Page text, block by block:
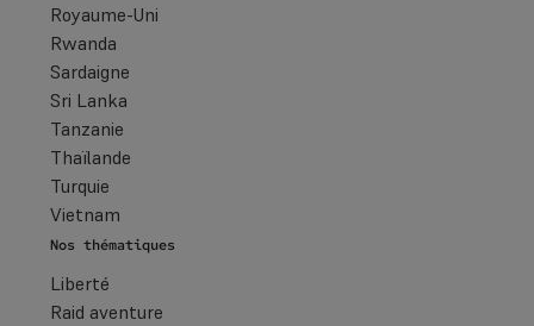
Royaume-Uni
Rwanda
Sardaigne
Sri Lanka
Tanzanie
Thaïlande
Turquie
Vietnam
Nos thématiques
Liberté
Raid aventure